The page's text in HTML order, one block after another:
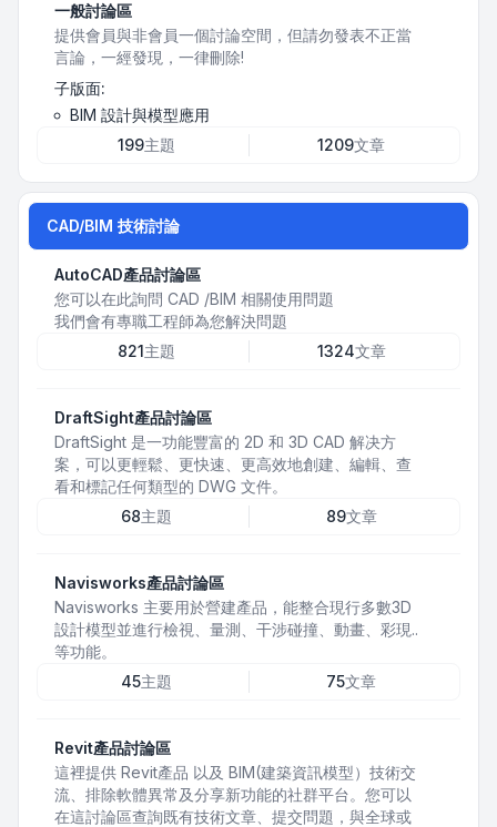
一般討論區
提供會員與非會員一個討論空間，但請勿發表不正當
言論，一經發現，一律刪除!
子版面:
BIM 設計與模型應用
199主題 1209文章
CAD/BIM 技術討論
AutoCAD產品討論區
您可以在此詢問 CAD /BIM 相關使用問題
我們會有專職工程師為您解決問題
821主題 1324文章
DraftSight產品討論區
DraftSight 是一功能豐富的 2D 和 3D CAD 解决方
案，可以更輕鬆、更快速、更高效地創建、編輯、查
看和標記任何類型的 DWG 文件。
68主題 89文章
Navisworks產品討論區
Navisworks 主要用於營建產品，能整合現行多數3D
設計模型並進行檢視、量測、干涉碰撞、動畫、彩現..
等功能。
45主題 75文章
Revit產品討論區
這裡提供 Revit產品 以及 BIM(建築資訊模型）技術交
流、排除軟體異常及分享新功能的社群平台。您可以
在這討論區查詢既有技術文章、提交問題，與全球或